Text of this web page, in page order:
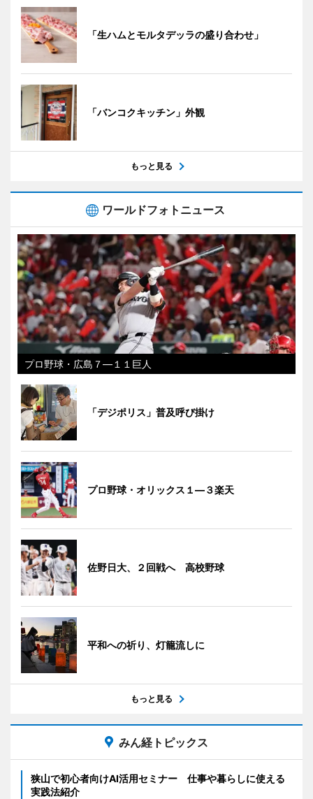
「生ハムとモルタデッラの盛り合わせ」
「バンコクキッチン」外観
もっと見る
ワールドフォトニュース
プロ野球・広島７―１１巨人
「デジポリス」普及呼び掛け
プロ野球・オリックス１―３楽天
佐野日大、２回戦へ 高校野球
平和への祈り、灯籠流しに
もっと見る
みん経トピックス
狭山で初心者向けAI活用セミナー 仕事や暮らしに使える
実践法紹介